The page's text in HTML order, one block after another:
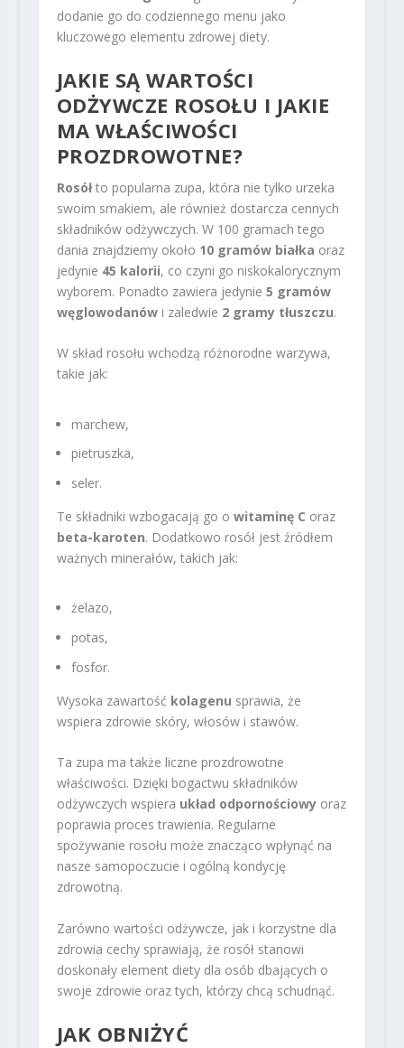
dodanie go do codziennego menu jako
kluczowego elementu zdrowej diety.
JAKIE SĄ WARTOŚCI
ODŻYWCZE ROSOŁU I JAKIE
MA WŁAŚCIWOŚCI
PROZDROWOTNE?
Rosółto popularna zupa, która nie tylko urzeka
swoim smakiem, ale również dostarcza cennych
składników odżywczych. W 100 gramach tego
dania znajdziemy około 10 gramów białka oraz
jedynie 45 kalorii, co czyni go niskokalorycznym
wyborem. Ponadto zawiera jedynie 5 gramów
węglowodanówi zaledwie 2 gramy tłuszczu.
W skład rosołu wchodzą różnorodne warzywa,
takie jak:
marchew,
pietruszka,
seler.
Te składniki wzbogacają go o witaminę C oraz
beta-karoten. Dodatkowo rosół jest źródłem
ważnych minerałów, takich jak:
żelazo,
potas,
fosfor.
Wysoka zawartość kolagenu sprawia, że
wspiera zdrowie skóry, włosów i stawów.
Ta zupa ma także liczne prozdrowotne
właściwości. Dzięki bogactwu składników
odżywczych wspiera układ odpornościowyoraz
poprawia proces trawienia. Regularne
spożywanie rosołu może znacząco wpłynąć na
nasze samopoczucie i ogólną kondycję
zdrowotną.
Zarówno wartości odżywcze, jak i korzystne dla
zdrowia cechy sprawiają, że rosół stanowi
doskonały element diety dla osób dbających o
swoje zdrowie oraz tych, którzy chcą schudnąć.
JAK OBNIŻYĆ